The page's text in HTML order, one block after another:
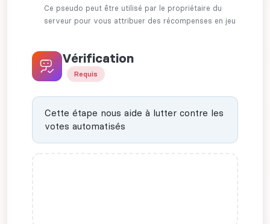
Ce pseudo peut être utilisé par le propriétaire du
serveur pour vous attribuer des récompenses en jeu
Vérification
Requis
Cette étape nous aide à lutter contre les
votes automatisés